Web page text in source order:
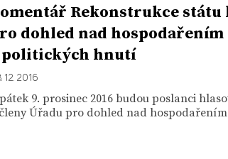
Rekonstrukce státu
dohled nad
politických hnutí
12. 2016
9. prosinec 2016 budou poslanci
Úřadu pro dohled nad